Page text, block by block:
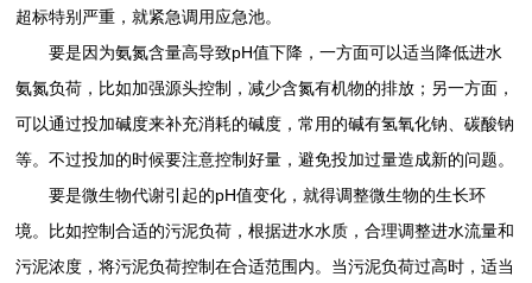
超标特别严重，就紧急调用应急池。
要是因为氨氮含量高导致pH值下降，一方面可以适当降低进水
氨氮负荷，比如加强源头控制，减少含氮有机物的排放；另一方面，
可以通过投加碱度来补充消耗的碱度，常用的碱有氢氧化钠、碳酸钠
等。不过投加的时候要注意控制好量，避免投加过量造成新的问题。
要是微生物代谢引起的pH值变化，就得调整微生物的生长环
境。比如控制合适的污泥负荷，根据进水水质，合理调整进水流量和
污泥浓度，将污泥负荷控制在合适范围内。当污泥负荷过高时，适当